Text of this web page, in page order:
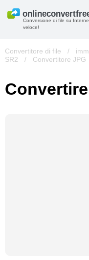
Conversione di file su
veloce!
Convertitore di file /
SR2
/ Convertitore JPG